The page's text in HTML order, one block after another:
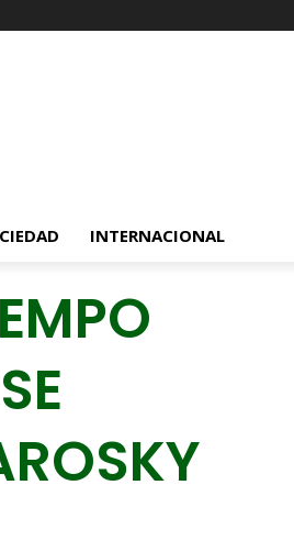
INTERNACIONAL